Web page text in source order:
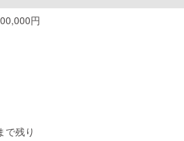
円
で残り